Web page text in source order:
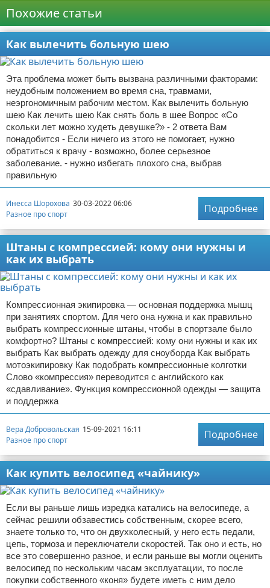
Похожие статьи
Как вылечить больную шею
Эта проблема может быть вызвана различными факторами:
неудобным положением во время сна, травмами,
неэргономичным рабочим местом. Как вылечить больную
шею Как лечить шею Как снять боль в шее Вопрос «Со
скольки лет можно худеть девушке?» - 2 ответа Вам
понадобится - Если ничего из этого не помогает, нужно
обратиться к врачу - возможно, более серьезное
заболевание. - нужно избегать плохого сна, выбрав
правильную
Инесса Шорохова 30-03-2022 06:06
Разное про спорт
Подробнее
Штаны с компрессией: кому они нужны и
как их выбрать
Компрессионная экипировка — основная поддержка мышц
при занятиях спортом. Для чего она нужна и как правильно
выбрать компрессионные штаны, чтобы в спортзале было
комфортно? Штаны с компрессией: кому они нужны и как их
выбрать Как выбрать одежду для сноуборда Как выбрать
мотоэкипировку Как подобрать компрессионные колготки
Слово «компрессия» переводится с английского как
«сдавливание». Функция компрессионной одежды — защита
и поддержка
Вера Добровольская 15-09-2021 16:11
Разное про спорт
Подробнее
Как купить велосипед «чайнику»
Если вы раньше лишь изредка катались на велосипеде, а
сейчас решили обзавестись собственным, скорее всего,
знаете только то, что он двухколесный, у него есть педали,
цепь, тормоза и переключатели скоростей. Так оно и есть, но
все это совершенно разное, и если раньше вы могли оценить
велосипед по нескольким часам эксплуатации, то после
покупки собственного «коня» будете иметь с ним дело